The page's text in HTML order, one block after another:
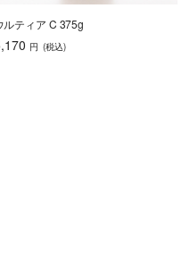
ルティア C 375g
円 (税込)